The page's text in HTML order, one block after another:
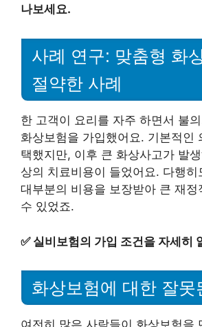
나보세요.
사례 연구: 맞춤형 화
절약한 사례
한 고객이 요리를 자주 하면서 불
화상보험을 가입했어요. 기본적인
택했지만, 이후 큰 화상사고가 발
상의 치료비용이 들었어요. 다행히
대부분의 비용을 보장받아 큰 재정
수 있었죠.
✅ 실비보험의 가입 조건을 자세히
화상보험에 대한 잘못